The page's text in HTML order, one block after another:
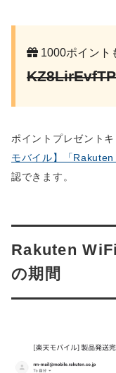
1000ポイント
ポイントプレゼント
モバイル】「
認できます。
Rakuten
の期間